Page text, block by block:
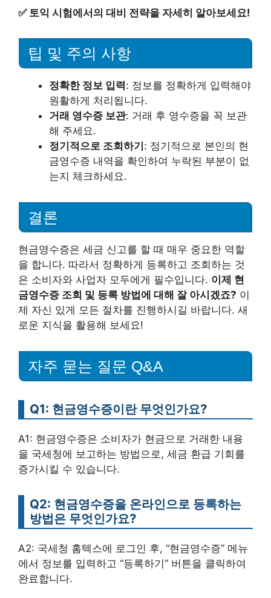
✅ 토익 시험에서의 대비 전략을 자세히 알아보세요!
팁 및 주의 사항
정확한 정보 입력: 정보를 정확하게 입력해야
원활하게 처리됩니다.
거래 영수증 보관: 거래 후 영수증을 꼭 보관
해 주세요.
정기적으로 조회하기 : 정기적으로 본인의 현
금영수증 내역을 확인하여 누락된 부분이 없
는지 체크하세요.
결론
현금영수증은 세금 신고를 할 때 매우 중요한 역할
을 합니다. 따라서 정확하게 등록하고 조회하는 것
은 소비자와 사업자 모두에게 필수입니다. 이제 현
금영수증 조회 및 등록 방법에 대해 잘 아시겠죠? 이
제 자신 있게 모든 절차를 진행하시길 바랍니다. 새
로운 지식을 활용해 보세요!
자주 묻는 질문 Q&A
Q1: 현금영수증이란 무엇인가요?
A1: 현금영수증은 소비자가 현금으로 거래한 내용
을 국세청에 보고하는 방법으로, 세금 환급 기회를
증가시킬 수 있습니다.
Q2: 현금영수증을 온라인으로 등록하는
방법은 무엇인가요?
A2: 국세청 홈텍스에 로그인 후, “현금영수증” 메뉴
에서 정보를 입력하고 “등록하기” 버튼을 클릭하여
완료합니다.